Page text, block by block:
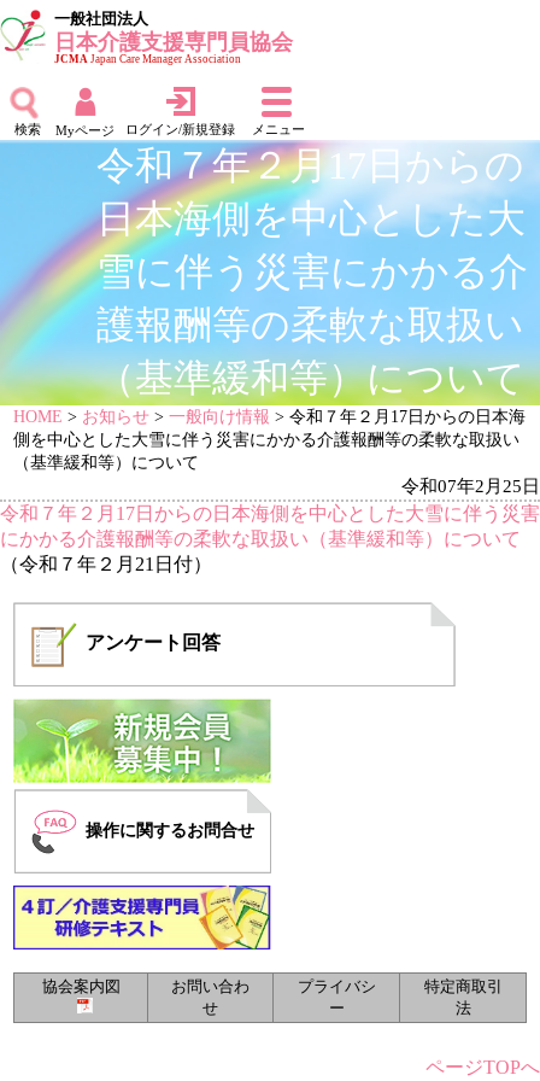
一般社団法人
日本介護支援専門員協会
JCMAJapan Care Manager Association
検索 Myページ ログイン/新規登録 メニュー
令和７年２月17日からの
日本海側を中心とした大
雪に伴う災害にかかる介
護報酬等の柔軟な取扱い
（基準緩和等）について
HOME > お知らせ >一般向け情報 > 令和７年２月17日からの日本海
側を中心とした大雪に伴う災害にかかる介護報酬等の柔軟な取扱い
（基準緩和等）について
令和07年2月25日
令和７年２月17日からの日本海側を中心とした大雪に伴う災害
にかかる介護報酬等の柔軟な取扱い（基準緩和等）について
（令和７年２月21日付）
アンケート 回答
操作に関するお問合せ
ページTOPへ
協会案内図
お問い合わ
せ
プライバシ
ー
特定商取引
法